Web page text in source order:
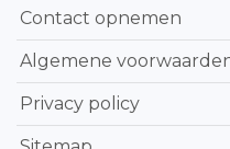
Contact opnemen
Algemene
Privacy policy